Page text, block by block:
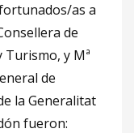
as a
de
y Mª
de
la Generalitat
fueron: